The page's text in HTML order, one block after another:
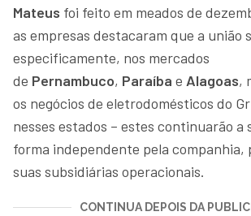
Mateus foi feito em meados de
as empresas destacaram que a união
especificamente, nos mercados
de Pernambuco, Paraíba e Alagoas,
os negócios de eletrodomésticos do
nesses estados – estes continuarão a
forma independente pela companhia,
suas subsidiárias operacionais.
CONTINUA DEPOIS DA